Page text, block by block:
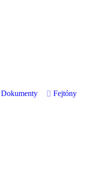
Dokumenty Fejtóny